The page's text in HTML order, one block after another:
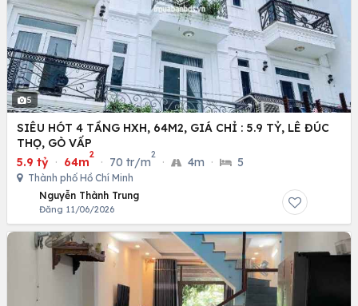
5
SIÊU HÓT 4 TẦNG HXH, 64M2, GIÁ CHỈ : 5.9 TỶ, LÊ ĐÚC
THỌ, GÒ VẤP
5.9 tỷ · 64m
2
· 70 tr/m
2
· 4m · 5
Thành phố Hồ Chí Minh
Nguyễn Thành Trung
Đăng 11/06/2026